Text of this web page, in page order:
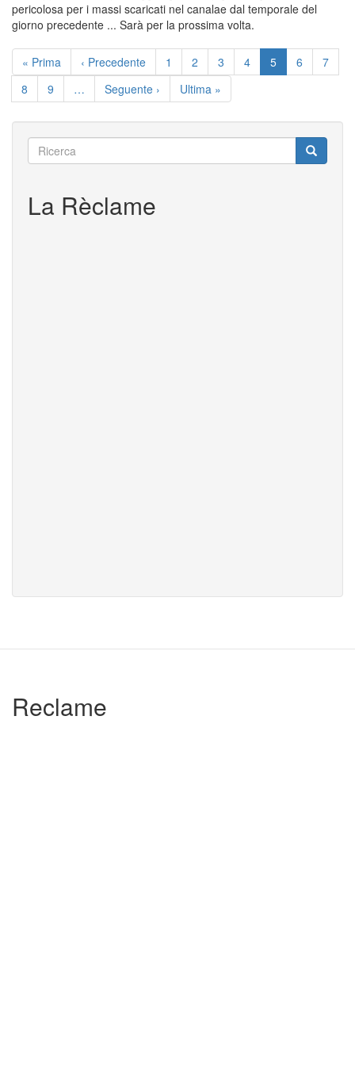
Via
Corti
pericolosa per i massi scaricati nel canalae dal temporale del
giorno precedente ... Sarà per la prossima volta.
Paginazione
Prima
pagina
« Prima
Pagina
precedente
‹ Precedente Pagina
1 Pagina
2 Pagina
3 Pagina
4
Pagina
attuale
5 Pagina
6
7
Pagina
8 Pagina
9 …
Pagina
successiva
Seguente ›
Ultima
pagina
Ultima »
Ricerca
Ricerca Ricerca
La Rèclame
Reclame